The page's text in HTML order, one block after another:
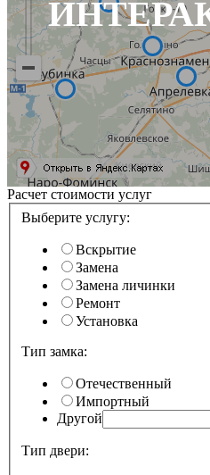
Расчет стоимости услуг
Выберите услугу:
Вскрытие
Замена
Замена личинки
Ремонт
Установка
Тип замка:
Отечественный
Импортный
Другой
Тип двери: